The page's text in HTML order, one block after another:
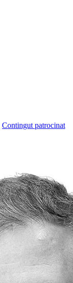
Contingut patrocinat